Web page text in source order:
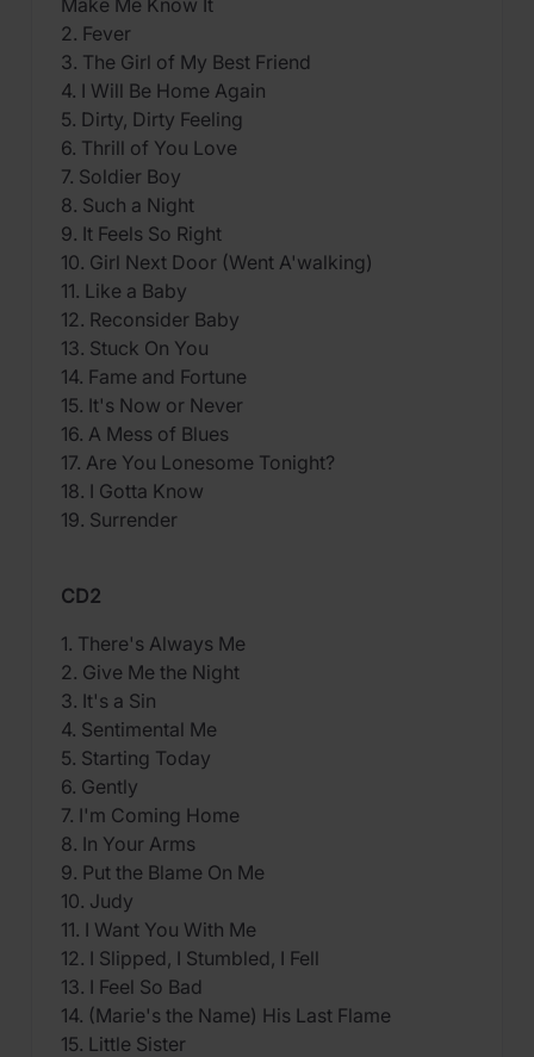
Make Me Know It
2. Fever
3. The Girl of My Best Friend
4. I Will Be Home Again
5. Dirty, Dirty Feeling
6. Thrill of You Love
7. Soldier Boy
8. Such a Night
9. It Feels So Right
10. Girl Next Door (Went A'walking)
11. Like a Baby
12. Reconsider Baby
13. Stuck On You
14. Fame and Fortune
15. It's Now or Never
16. A Mess of Blues
17. Are You Lonesome Tonight?
18. I Gotta Know
19. Surrender
CD2
1. There's Always Me
2. Give Me the Night
3. It's a Sin
4. Sentimental Me
5. Starting Today
6. Gently
7. I'm Coming Home
8. In Your Arms
9. Put the Blame On Me
10. Judy
11. I Want You With Me
12. I Slipped, I Stumbled, I Fell
13. I Feel So Bad
14. (Marie's the Name) His Last Flame
15. Little Sister